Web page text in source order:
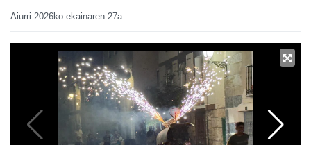
Aiurri 2026ko ekainaren 27a